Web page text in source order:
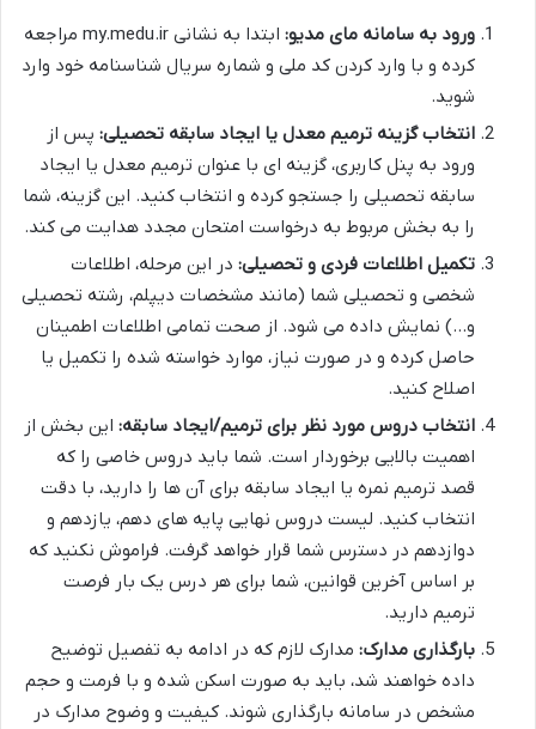
ورود به سامانه مای مدیو:
ابتدا به نشانی my.medu.ir مراجعه
کرده و با وارد کردن کد ملی و شماره سریال شناسنامه خود وارد
شوید.
انتخاب گزینه ترمیم معدل یا ایجاد سابقه تحصیلی: پس از
ورود به پنل کاربری، گزینه ای با عنوان ترمیم معدل یا ایجاد
سابقه تحصیلی را جستجو کرده و انتخاب کنید. این گزینه، شما
را به بخش مربوط به درخواست امتحان مجدد هدایت می کند.
تکمیل اطلاعات فردی و تحصیلی: در این مرحله، اطلاعات
شخصی و تحصیلی شما (مانند مشخصات دیپلم، رشته تحصیلی
و…) نمایش داده می شود. از صحت تمامی اطلاعات اطمینان
حاصل کرده و در صورت نیاز، موارد خواسته شده را تکمیل یا
اصلاح کنید.
انتخاب دروس مورد نظر برای ترمیم/ایجاد سابقه: این بخش از
اهمیت بالایی برخوردار است. شما باید دروس خاصی را که
قصد ترمیم نمره یا ایجاد سابقه برای آن ها را دارید، با دقت
انتخاب کنید. لیست دروس نهایی پایه های دهم، یازدهم و
دوازدهم در دسترس شما قرار خواهد گرفت. فراموش نکنید که
بر اساس آخرین قوانین، شما برای هر درس یک بار فرصت
ترمیم دارید.
بارگذاری مدارک: مدارک لازم که در ادامه به تفصیل توضیح
داده خواهند شد، باید به صورت اسکن شده و با فرمت و حجم
مشخص در سامانه بارگذاری شوند. کیفیت و وضوح مدارک در